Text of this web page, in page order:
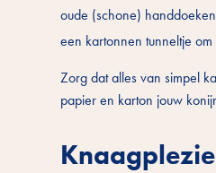
oude (schone)
een kartonnen tunneltje
Zorg dat alles van simpel
papier en karton jouw